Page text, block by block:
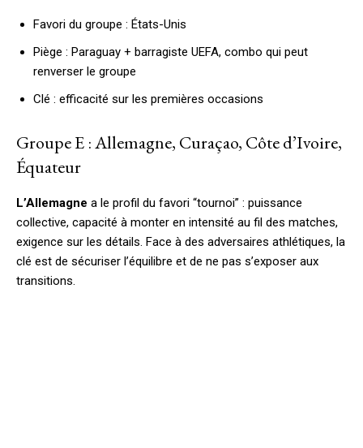
Favori du groupe : États-Unis
Piège : Paraguay + barragiste UEFA, combo qui peut
renverser le groupe
Clé : efficacité sur les premières occasions
Groupe E : Allemagne, Curaçao, Côte d’Ivoire,
Équateur
L’Allemagne a le profil du favori “tournoi” : puissance
collective, capacité à monter en intensité au fil des matches,
exigence sur les détails. Face à des adversaires athlétiques, la
clé est de sécuriser l’équilibre et de ne pas s’exposer aux
transitions.